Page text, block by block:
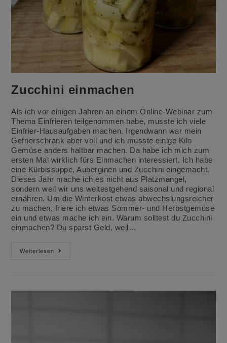
Zucchini einmachen
Als ich vor einigen Jahren an einem Online-Webinar zum
Thema Einfrieren teilgenommen habe, musste ich viele
Einfrier-Hausaufgaben machen. Irgendwann war mein
Gefrierschrank aber voll und ich musste einige Kilo
Gemüse anders haltbar machen. Da habe ich mich zum
ersten Mal wirklich fürs Einmachen interessiert. Ich habe
eine Kürbissuppe, Auberginen und Zucchini eingemacht.
Dieses Jahr mache ich es nicht aus Platzmangel,
sondern weil wir uns weitestgehend saisonal und regional
ernähren. Um die Winterkost etwas abwechslungsreicher
zu machen, friere ich etwas Sommer- und Herbstgemüse
ein und etwas mache ich ein. Warum solltest du Zucchini
einmachen? Du sparst Geld, weil…
Weiterlesen
Zucchini